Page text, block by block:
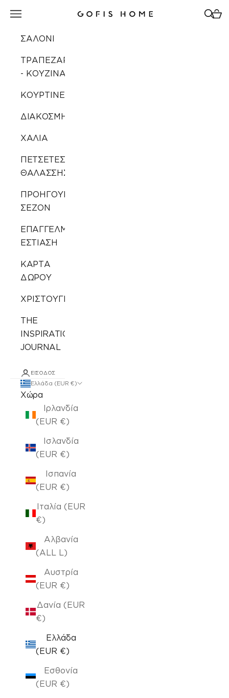
Gofis Home
Άνοιγμα μενού πλοήγησης
ΣΑΛΟΝΙ
ΤΡΑΠΕΖΑΡΙΑ
- ΚΟΥΖΙΝΑ
ΚΟΥΡΤΙΝΕΣ
ΔΙΑΚΟΣΜΗΣΗ
ΧΑΛΙΑ
ΠΕΤΣΕΤΕΣ
ΘΑΛΑΣΣΗΣ
ΠΡΟΗΓΟΥΜΕΝΩΝ
ΣΕΖΟΝ
ΕΠΑΓΓΕΛΜΑΤΙΚΗ
ΕΣΤΙΑΣΗ
ΚΑΡΤΑ
ΔΩΡΟΥ
ΧΡΙΣΤΟΥΓΕΝΝΙΑΤΙΚΑ
THE
INSPIRATION
JOURNAL
ΕΊΣΟΔΟΣ
Ελλάδα (EUR €)
Χώρα
Ιρλανδία
(EUR €)
Ισλανδία
(EUR €)
Ισπανία
(EUR €)
Ιταλία (EUR
€)
Αλβανία
(ALL L)
Αυστρία
(EUR €)
Δανία (EUR
€)
Ελλάδα
(EUR €)
Εσθονία
(EUR €)